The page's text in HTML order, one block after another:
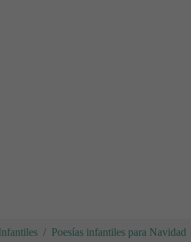
Poesías infantiles para Navidad